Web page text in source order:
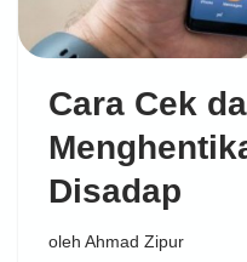
Cara Cek
Disadap
oleh Ahmad Zipur